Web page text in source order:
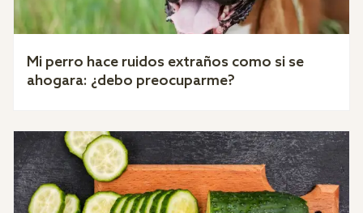
Mi perro hace ruidos extraños como si se
ahogara: ¿debo preocuparme?